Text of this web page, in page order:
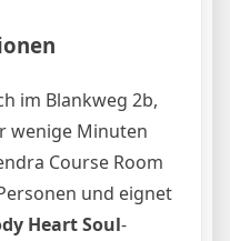
im Blankweg 2b,
wenige Minuten
Course Room
und eignet
Heart Soul-